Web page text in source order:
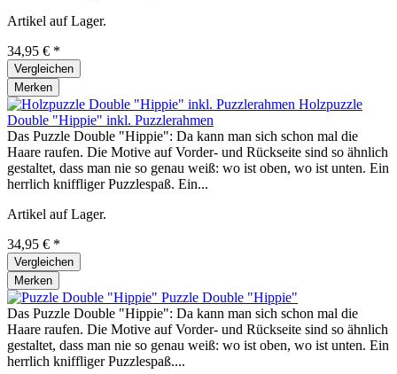
Artikel auf Lager.
34,95 € *
Vergleichen
Merken
Holzpuzzle
Double "Hippie" inkl. Puzzlerahmen
Das Puzzle Double "Hippie": Da kann man sich schon mal die
Haare raufen. Die Motive auf Vorder- und Rückseite sind so ähnlich
gestaltet, dass man nie so genau weiß: wo ist oben, wo ist unten. Ein
herrlich kniffliger Puzzlespaß. Ein...
Artikel auf Lager.
34,95 € *
Vergleichen
Merken
Puzzle Double "Hippie"
Das Puzzle Double "Hippie": Da kann man sich schon mal die
Haare raufen. Die Motive auf Vorder- und Rückseite sind so ähnlich
gestaltet, dass man nie so genau weiß: wo ist oben, wo ist unten. Ein
herrlich kniffliger Puzzlespaß....